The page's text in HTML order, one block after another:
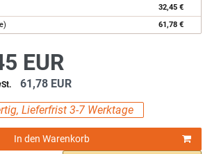
32,45 €
61,78 €
EUR
61,78 EUR
Lieferfrist 3-7 Werktage
In den Warenkorb